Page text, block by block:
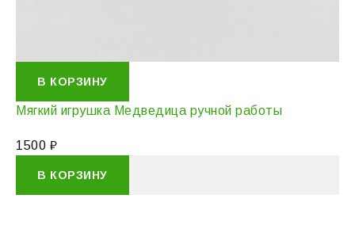
В КОРЗИНУ
Мягкий игрушка Медведица ручной работы
1500 ₽
В КОРЗИНУ